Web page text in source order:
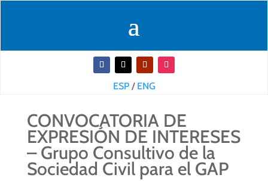
ESP/ ENG
CONVOCATORIA DE
EXPRESIÓN DE INTERESES
– Grupo Consultivo de la
Sociedad Civil para el GAP